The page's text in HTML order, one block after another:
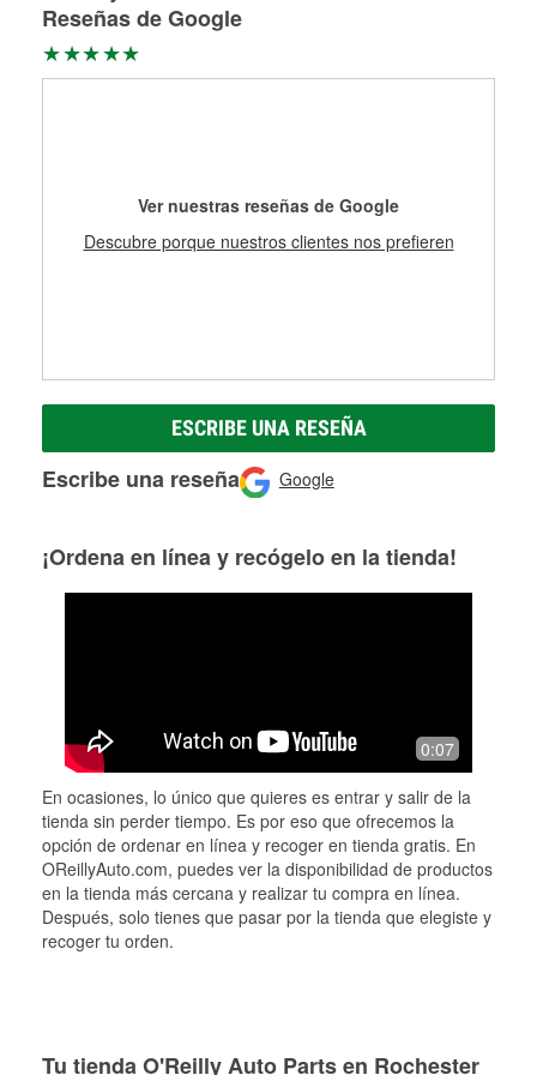
Reseñas de Google
Ver nuestras reseñas de Google
Descubre porque nuestros clientes nos prefieren
ESCRIBE UNA RESEÑA
Escribe una reseña Google
¡Ordena en línea y recógelo en la tienda!
0:07
En ocasiones, lo único que quieres es entrar y salir de la
tienda sin perder tiempo. Es por eso que ofrecemos la
opción de ordenar en línea y recoger en tienda gratis. En
OReillyAuto.com, puedes ver la disponibilidad de productos
en la tienda más cercana y realizar tu compra en línea.
Después, solo tienes que pasar por la tienda que elegiste y
recoger tu orden.
Tu tienda O'Reilly Auto Parts en Rochester